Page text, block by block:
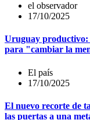
el observador
17/10/2025
Uruguay productivo:
para "cambiar la
El país
17/10/2025
El nuevo recorte de
las puertas a una